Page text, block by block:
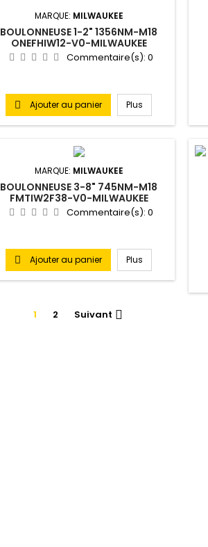
MARQUE: MILWAUKEE
BOULONNEUSE 1-2" 1356NM-M18
ONEFHIW12-V0-MILWAUKEE
Commentaire(s): 0
 Ajouter au panier Plus
MARQUE: MILWAUKEE
BOULONNEUSE 3-8" 745NM-M18
FMTIW2F38-V0-MILWAUKEE
Commentaire(s): 0
 Ajouter au panier Plus
1 2 Suivant 